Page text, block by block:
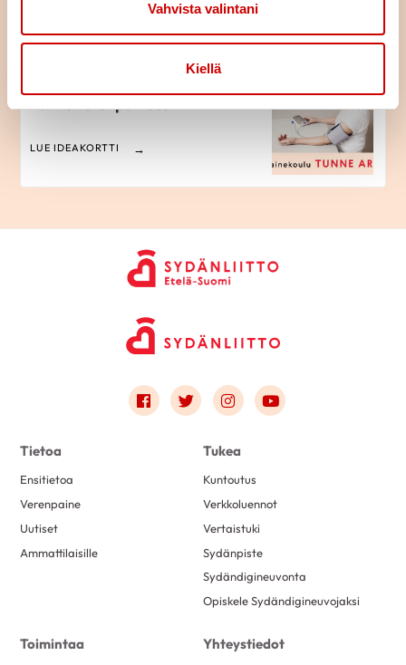
Vahvista valintani
Kiellä
LUE IDEAKORTTI
Link to facebook
Link to twitter
Link to instagram
Link to youtube
Tietoa
Ensitietoa
Verenpaine
Uutiset
Ammattilaisille
Tukea
Kuntoutus
Verkkoluennot
Vertaistuki
Sydänpiste
Sydändigineuvonta
Opiskele Sydändigineuvojaksi
Toimintaa Yhteystiedot